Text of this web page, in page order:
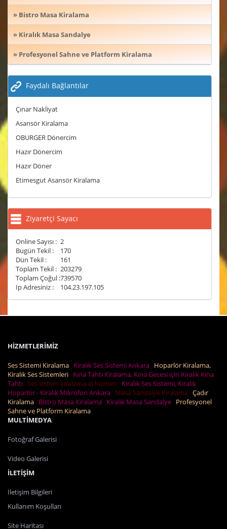
» Bistro Masa Kiralama
» Kiralık Masa Sandalye
» Profesyonel Sahne ve Platform Kiralama
Faydalı Bağlantılar
Çınar Nakliyat
Asansör Kiralama
OBURGER Dönercim
Hazır Dönercim
Hazır Döner
Etimesgut Asansör Kiralama
Ziyaretçi Sayacı
Online Sayısı : 2
Bugün Tekil :
170
Dün Tekil :
161
Toplam Tekil : 203279
Toplam Çoğul :739570
Ip Adresiniz :
104.23.197.105
HİZMETLERİMİZ
Ses Sistemi Kiralama Kiralık Ses Sistemi Ankara Hoparlör Kiralama,
Kiralık Ses Sistemleri Kına Tahtı Kiralama, Kına Gecesi için Kiralık Kına
Tahtı Ses sistem kiralama dj hizmeti
Kiralık Ses Sistemi, Kiralık
Hoparlör - Kiralık Mikrofon Ankara Masa Sandalye Kiralama Çadır
Kiralama Bistro Masa Kiralama Kiralık Masa Sandalye Profesyonel
Sahne ve Platform Kiralama
MULTİMEDYA
Fotoğraf Galerisi
Video Galerisi
İLETİŞİM
İletişim Bilgileri
Kullanım Koşulları
Site Haritası